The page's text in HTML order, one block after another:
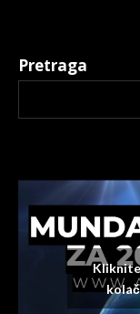
Pretraga